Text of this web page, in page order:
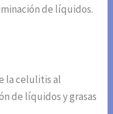
de líquidos.
la celulitis al
de líquidos y grasas